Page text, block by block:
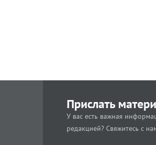
Прислать
У вас есть важная
редакцией? Свяжитесь с